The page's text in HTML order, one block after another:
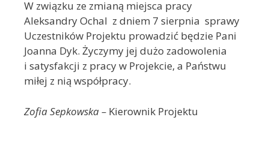
W związku ze zmianą miejsca pracy
Aleksandry Ochal z dniem 7 sierpnia sprawy
Uczestników Projektu prowadzić będzie Pani
Joanna Dyk. Życzymy jej dużo zadowolenia
i satysfakcji z pracy w Projekcie, a Państwu
miłej z nią współpracy.
Zofia Sepkowska – Kierownik Projektu